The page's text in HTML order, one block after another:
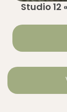
Studio 12
calme